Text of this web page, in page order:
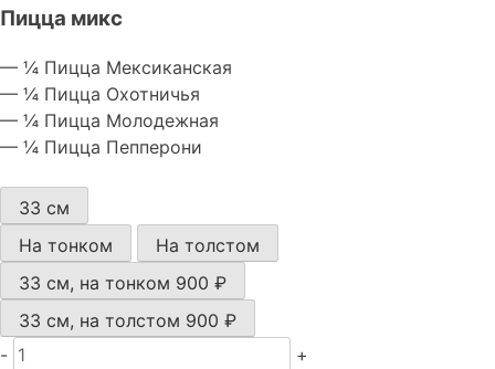
Пицца микс
— ¼ Пицца Мексиканская
— ¼ Пицца Охотничья
— ¼ Пицца Молодежная
— ¼ Пицца Пепперони
33 см
На тонком
На толстом
33 см, на тонком 900 ₽
33 см, на толстом 900 ₽
-
+